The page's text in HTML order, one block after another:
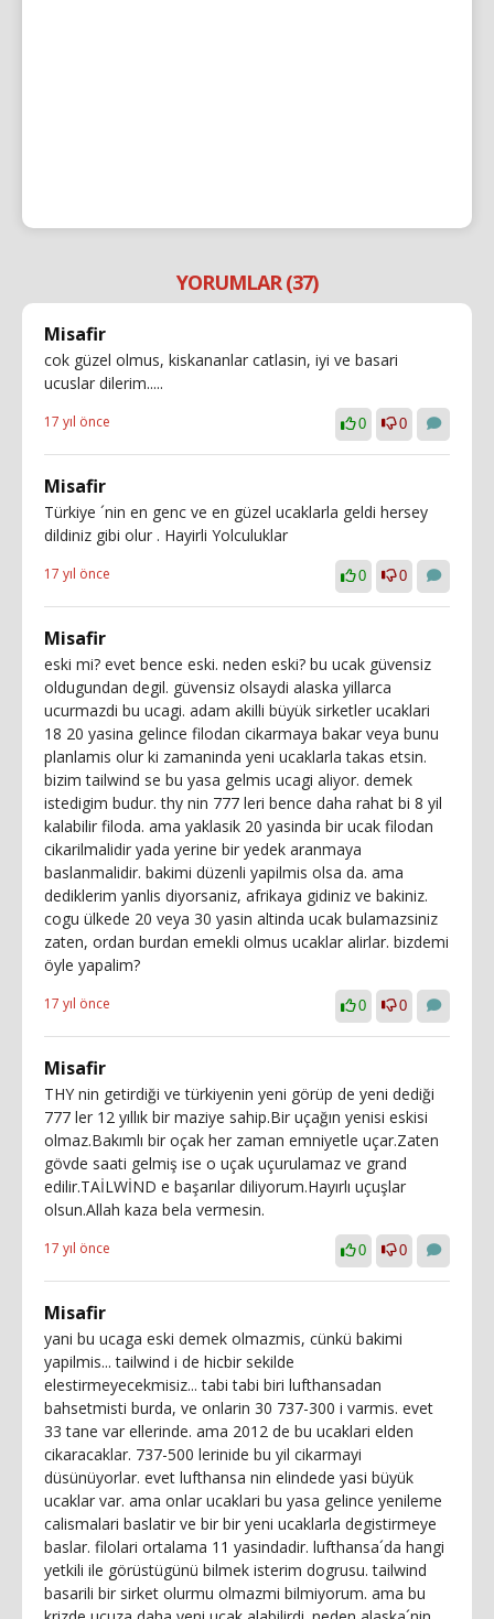
YORUMLAR (37)
Misafir
cok güzel olmus, kiskananlar catlasin, iyi ve basari
ucuslar dilerim.....
17 yıl önce 0 0
Misafir
Türkiye ´nin en genc ve en güzel ucaklarla geldi hersey
dildiniz gibi olur . Hayirli Yolculuklar
17 yıl önce 0 0
Misafir
eski mi? evet bence eski. neden eski? bu ucak güvensiz
oldugundan degil. güvensiz olsaydi alaska yillarca
ucurmazdi bu ucagi. adam akilli büyük sirketler ucaklari
18 20 yasina gelince filodan cikarmaya bakar veya bunu
planlamis olur ki zamaninda yeni ucaklarla takas etsin.
bizim tailwind se bu yasa gelmis ucagi aliyor. demek
istedigim budur. thy nin 777 leri bence daha rahat bi 8 yil
kalabilir filoda. ama yaklasik 20 yasinda bir ucak filodan
cikarilmalidir yada yerine bir yedek aranmaya
baslanmalidir. bakimi düzenli yapilmis olsa da. ama
dediklerim yanlis diyorsaniz, afrikaya gidiniz ve bakiniz.
cogu ülkede 20 veya 30 yasin altinda ucak bulamazsiniz
zaten, ordan burdan emekli olmus ucaklar alirlar. bizdemi
öyle yapalim?
17 yıl önce 0 0
Misafir
THY nin getirdiği ve türkiyenin yeni görüp de yeni dediği
777 ler 12 yıllık bir maziye sahip.Bir uçağın yenisi eskisi
olmaz.Bakımlı bir oçak her zaman emniyetle uçar.Zaten
gövde saati gelmiş ise o uçak uçurulamaz ve grand
edilir.TAİLWİND e başarılar diliyorum.Hayırlı uçuşlar
olsun.Allah kaza bela vermesin.
17 yıl önce 0 0
Misafir
yani bu ucaga eski demek olmazmis, cünkü bakimi
yapilmis... tailwind i de hicbir sekilde
elestirmeyecekmisiz... tabi tabi biri lufthansadan
bahsetmisti burda, ve onlarin 30 737-300 i varmis. evet
33 tane var ellerinde. ama 2012 de bu ucaklari elden
cikaracaklar. 737-500 lerinide bu yil cikarmayi
düsünüyorlar. evet lufthansa nin elindede yasi büyük
ucaklar var. ama onlar ucaklari bu yasa gelince yenileme
calismalari baslatir ve bir bir yeni ucaklarla degistirmeye
baslar. filolari ortalama 11 yasindadir. lufthansa´da hangi
yetkili ile görüstügünü bilmek isterim dogrusu. tailwind
basarili bir sirket olurmu olmazmi bilmiyorum. ama bu